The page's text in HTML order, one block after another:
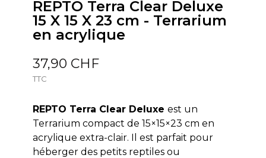
REPTO Terra Clear Deluxe
15 X 15 X 23 cm - Terrarium
en acrylique
37,90 CHF
TTC
REPTO Terra Clear Deluxe est un
Terrarium compact de 15×15×23 cm en
acrylique extra-clair. Il est parfait pour
héberger des petits reptiles ou